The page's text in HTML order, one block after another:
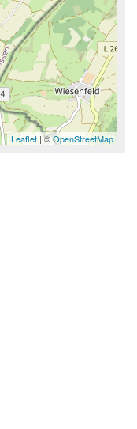
Leaflet | ©OpenStreetMap